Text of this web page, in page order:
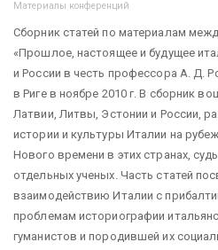
Материалы конференций
Сборник статей по материалам
«Прошлое, настоящее и будущее
и России в честь профессора А. Д.
в Риге в ноябре 2010 г. В сборник
Латвии, Литвы, Эстонии и России,
истории и культуры Италии на
Нового времени в этих странах,
отдельных ученых. Часть статей
взаимодействию Италии с
проблемам историографии
гуманистов и породившей их